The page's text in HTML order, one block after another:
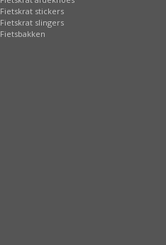
Fietskrat stickers
Fietskrat slingers
Fietsbakken